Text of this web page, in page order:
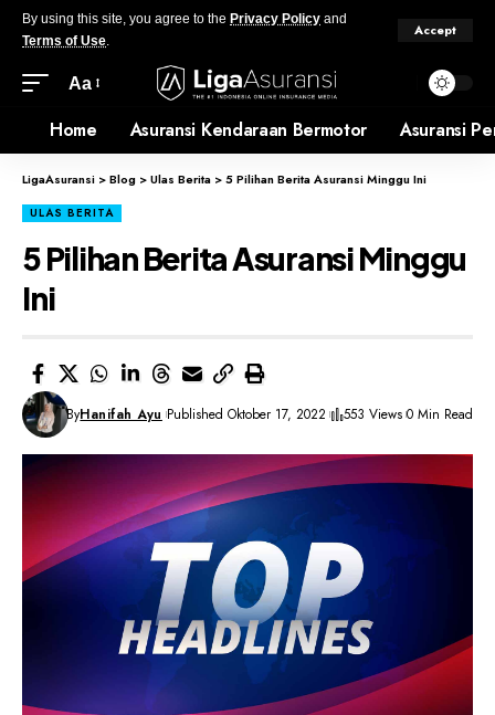
By using this site, you agree to the Privacy Policy and
Terms of Use.
Accept
Aa
Home Asuransi Kendaraan Bermotor Asuransi
LigaAsuransi >Blog >Ulas Berita >5 Pilihan Berita Asuransi Minggu Ini
ULAS BERITA
5 Pilihan Berita Asuransi Minggu
Ini
ByHanifah Ayu Published Oktober 17, 2022 553 Views 0 Min Read